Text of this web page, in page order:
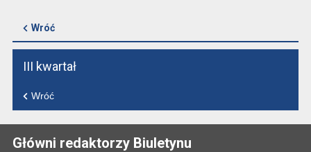
Wróć
III kwartał
Wróć
Główni redaktorzy Biuletynu